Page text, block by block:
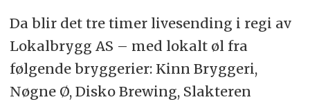
Da blir det tre timer livesending i regi av
Lokalbrygg AS – med lokalt øl fra
følgende bryggerier: Kinn Bryggeri,
Nøgne Ø, Disko Brewing, Slakteren